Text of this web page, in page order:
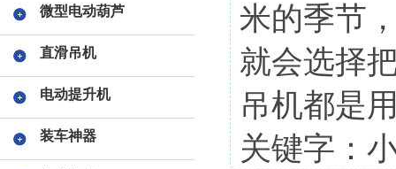
微型电动葫芦
直滑吊机
电动提升机
装车神器
米的季节
就会选择
吊机都是
关键字：